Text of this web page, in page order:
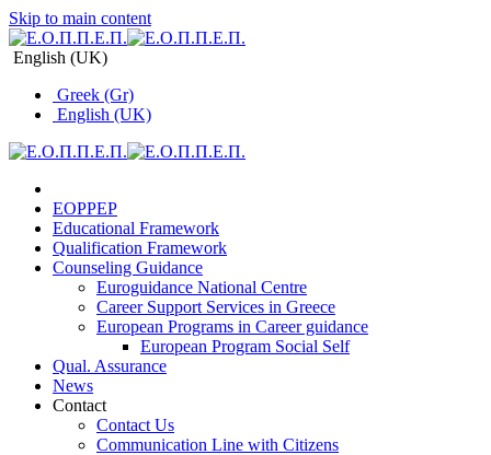
Skip to main content
English (UK)
Greek (Gr)
English (UK)
EOPPEP
Educational Framework
Qualification Framework
Counseling Guidance
Euroguidance National Centre
Career Support Services in Greece
Εuropean Programs in Career guidance
Εuropean Program Social Self
Qual. Assurance
News
Contact
Contact Us
Communication Line with Citizens